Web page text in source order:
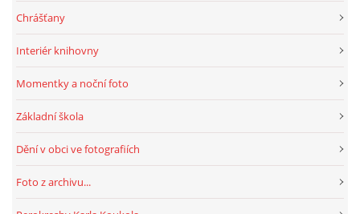
Chrášťany
Interiér knihovny
Momentky a noční foto
Základní škola
Dění v obci ve fotografiích
Foto z archivu...